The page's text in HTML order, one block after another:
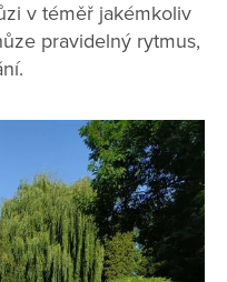
v téměř jakémkoliv
pravidelný rytmus,